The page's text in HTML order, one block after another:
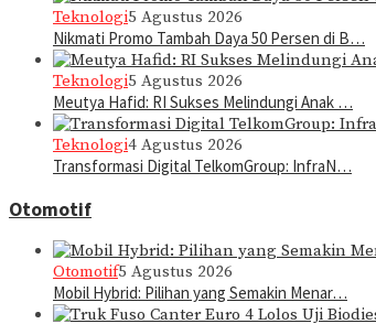
Teknologi5 Agustus 2026
Nikmati Promo Tambah Daya 50 Persen di B…
Teknologi5 Agustus 2026
Meutya Hafid: RI Sukses Melindungi Anak …
Teknologi4 Agustus 2026
Transformasi Digital TelkomGroup: InfraN…
Otomotif
Otomotif5 Agustus 2026
Mobil Hybrid: Pilihan yang Semakin Menar…